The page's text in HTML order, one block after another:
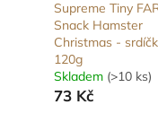
Supreme Tiny
Snack Hamster
Christmas -
120g
Skladem (>10 ks)
73 Kč